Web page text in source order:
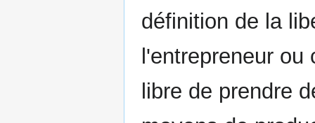
définition de la
l'entrepreneur
libre de prendre